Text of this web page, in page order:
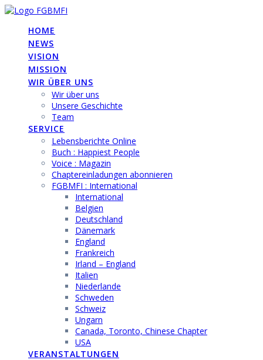
Skip
contentHOME
NEWS
VISION
MISSION
WIR ÜBER UNS
Wir über uns
Unsere Geschichte
Team
SERVICE
Lebensberichte Online
Buch : Happiest People
Voice : Magazin
Chaptereinladungen abonnieren
FGBMFI : International
International
Belgien
Deutschland
Dänemark
England
Frankreich
Irland – England
Italien
Niederlande
Schweden
Schweiz
Ungarn
Canada, Toronto, Chinese Chapter
USA
VERANSTALTUNGEN